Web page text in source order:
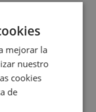
mejorar la
nuestro
cookies
de